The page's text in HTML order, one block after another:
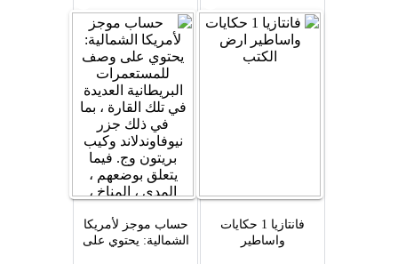
فانتازيا 1 حكايات
واساطير
حساب موجز لأمريكا
الشمالية: يحتوي على